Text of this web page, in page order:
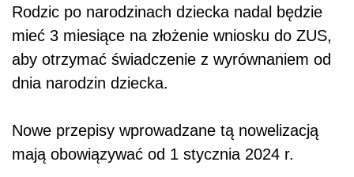
Rodzic po narodzinach dziecka nadal będzie
mieć 3 miesiące na złożenie wniosku do ZUS,
aby otrzymać świadczenie z wyrównaniem od
dnia narodzin dziecka.
Nowe przepisy wprowadzane tą nowelizacją
mają obowiązywać od 1 stycznia 2024 r.